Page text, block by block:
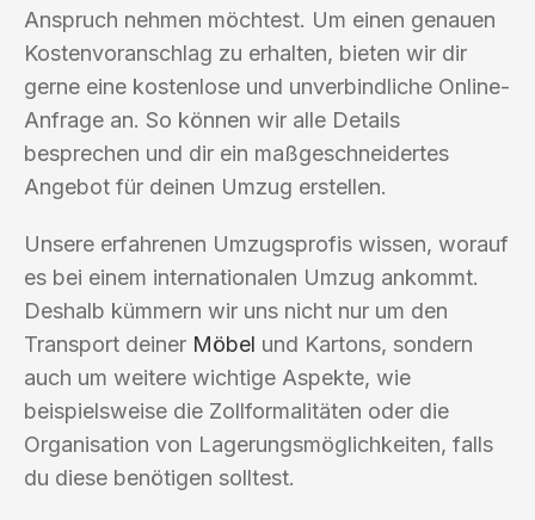
Anspruch nehmen möchtest. Um einen genauen
Kostenvoranschlag zu erhalten, bieten wir dir
gerne eine kostenlose und unverbindliche Online-
Anfrage an. So können wir alle Details
besprechen und dir ein maßgeschneidertes
Angebot für deinen Umzug erstellen.
Unsere erfahrenen Umzugsprofis wissen, worauf
es bei einem internationalen Umzug ankommt.
Deshalb kümmern wir uns nicht nur um den
Transport deiner Möbel und Kartons, sondern
auch um weitere wichtige Aspekte, wie
beispielsweise die Zollformalitäten oder die
Organisation von Lagerungsmöglichkeiten, falls
du diese benötigen solltest.